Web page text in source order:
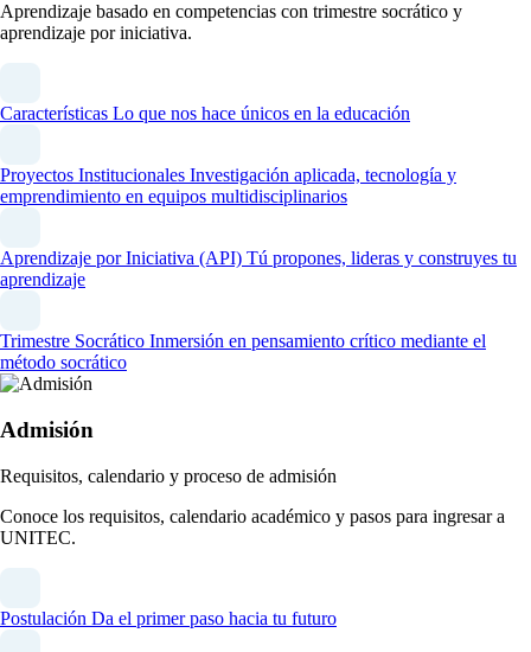
Aprendizaje basado en competencias con trimestre socrático y
aprendizaje por iniciativa.
Características Lo que nos hace únicos en la educación
Proyectos Institucionales Investigación aplicada, tecnología y
emprendimiento en equipos multidisciplinarios
Aprendizaje por Iniciativa (API) Tú propones, lideras y construyes tu
aprendizaje
Trimestre Socrático Inmersión en pensamiento crítico mediante el
método socrático
Admisión
Requisitos, calendario y proceso de admisión
Conoce los requisitos, calendario académico y pasos para ingresar a
UNITEC.
Postulación Da el primer paso hacia tu futuro